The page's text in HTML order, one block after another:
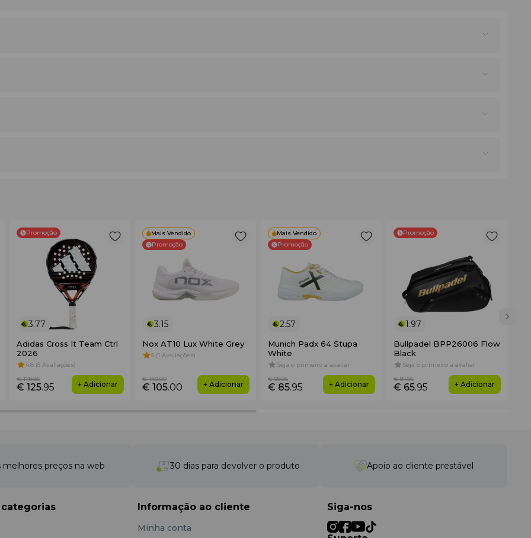
White Racket Bag?
Promoção
3.77
Adidas Cross It Team Ctrl
2026
4.8 (5 Avaliações)
€ 125.95
€ 179.95
+ Adicionar
Mais Vendido
Promoção
3.15
Nox AT10 Lux White Grey
5 (1 Avaliações)
€ 105.00
€ 140.00
+ Adicionar
Mais Vendido
Promoção
2.57
Munich Padx 64 Stupa
White
Seja o primeiro a avaliar
€ 85.95
€ 99.95
+ Adicionar
Promoção
1.97
Bullpadel BPP26006 Flow
Black
Seja o primeiro a avaliar
€ 65.95
€ 81.95
+ Adicionar
melhores preços na web 30 dias para devolver o produto Apoio ao cliente prestável
categorias Informação ao cliente
Minha conta
Siga-nos